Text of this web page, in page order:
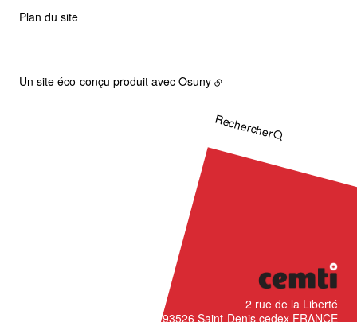
CÉMTI
2 rue de la Liberté
93526 Saint-Denis cedex FRANCE
Plan du site
Rechercher
Un site éco-conçu produit avec Osuny